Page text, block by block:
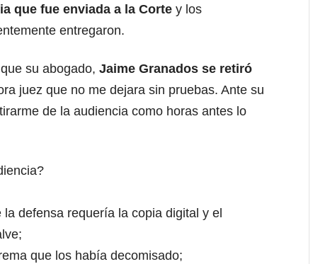
que fue enviada a la Corte y los
entregaron.
su abogado, Jaime Granados se retiró
juez que no me dejara sin pruebas. Ante su
de la audiencia como horas antes lo
defensa requería la copia digital y el
que los había decomisado;